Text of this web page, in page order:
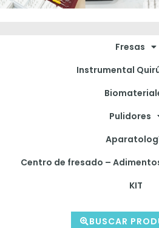
Fresas
Instrumental
Pulidores
Centro de fresado –
KIT
BUSCAR